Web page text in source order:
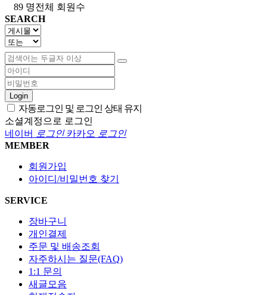
89 명전체 회원수
SEARCH
Login
자동로그인 및 로그인 상태 유지
소셜계정으로 로그인
네이버
로그인 카카오 로그인
MEMBER
회원가입
아이디/비밀번호 찾기
SERVICE
장바구니
개인결제
주문 및 배송조회
자주하시는 질문(FAQ)
1:1 문의
새글모음